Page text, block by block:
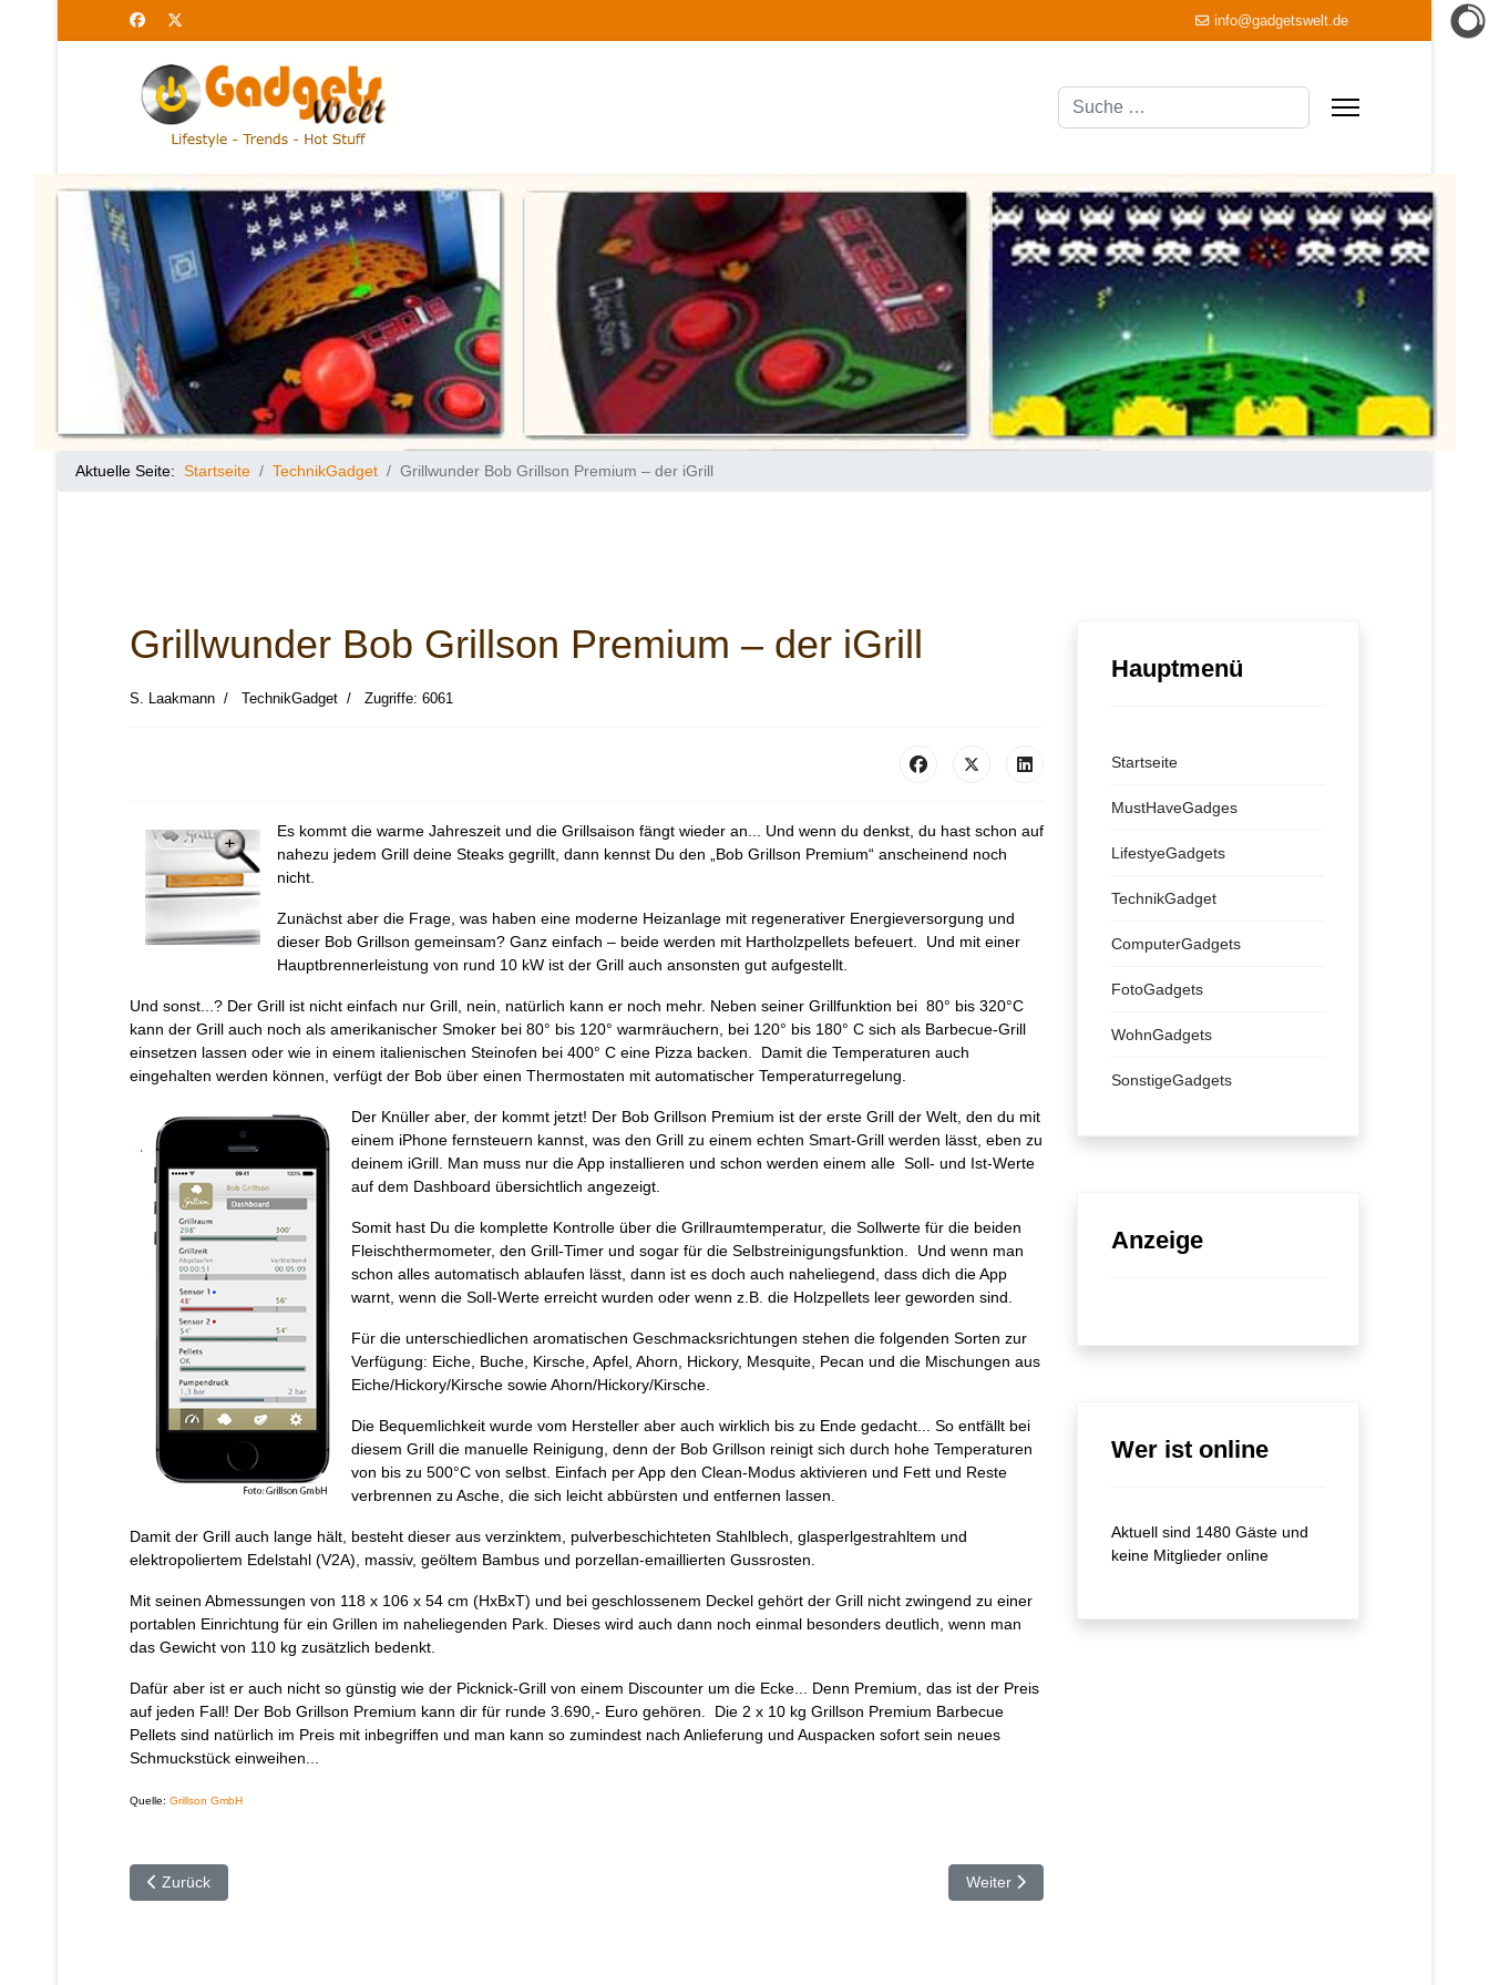
info@gadgetswelt.de
Suchen
Aktuelle Seite: Startseite TechnikGadget Grillwunder Bob Grillson Premium – der iGrill
Grillwunder Bob Grillson Premium – der iGrill
S. Laakmann TechnikGadget Zugriffe: 6061
Es kommt die warme Jahreszeit und die Grillsaison fängt wieder an... Und wenn du denkst, du hast schon auf
nahezu jedem Grill deine Steaks gegrillt, dann kennst Du den „Bob Grillson Premium“ anscheinend noch
nicht.
Zunächst aber die Frage, was haben eine moderne Heizanlage mit regenerativer Energieversorgung und
dieser Bob Grillson gemeinsam? Ganz einfach – beide werden mit Hartholzpellets befeuert. Und mit einer
Hauptbrennerleistung von rund 10 kW ist der Grill auch ansonsten gut aufgestellt.
Und sonst...? Der Grill ist nicht einfach nur Grill, nein, natürlich kann er noch mehr. Neben seiner Grillfunktion bei 80° bis 320°C
kann der Grill auch noch als amerikanischer Smoker bei 80° bis 120° warmräuchern, bei 120° bis 180° C sich als Barbecue-Grill
einsetzen lassen oder wie in einem italienischen Steinofen bei 400° C eine Pizza backen. Damit die Temperaturen auch
eingehalten werden können, verfügt der Bob über einen Thermostaten mit automatischer Temperaturregelung.
Der Knüller aber, der kommt jetzt! Der Bob Grillson Premium ist der erste Grill der Welt, den du mit
einem iPhone fernsteuern kannst, was den Grill zu einem echten Smart-Grill werden lässt, eben zu
deinem iGrill. Man muss nur die App installieren und schon werden einem alle Soll- und Ist-Werte
auf dem Dashboard übersichtlich angezeigt.
Somit hast Du die komplette Kontrolle über die Grillraumtemperatur, die Sollwerte für die beiden
Fleischthermometer, den Grill-Timer und sogar für die Selbstreinigungsfunktion. Und wenn man
schon alles automatisch ablaufen lässt, dann ist es doch auch naheliegend, dass dich die App
warnt, wenn die Soll-Werte erreicht wurden oder wenn z.B. die Holzpellets leer geworden sind.
Für die unterschiedlichen aromatischen Geschmacksrichtungen stehen die folgenden Sorten zur
Verfügung: Eiche, Buche, Kirsche, Apfel, Ahorn, Hickory, Mesquite, Pecan und die Mischungen aus
Eiche/Hickory/Kirsche sowie Ahorn/Hickory/Kirsche.
Die Bequemlichkeit wurde vom Hersteller aber auch wirklich bis zu Ende gedacht... So entfällt bei
diesem Grill die manuelle Reinigung, denn der Bob Grillson reinigt sich durch hohe Temperaturen
von bis zu 500°C von selbst. Einfach per App den Clean-Modus aktivieren und Fett und Reste
verbrennen zu Asche, die sich leicht abbürsten und entfernen lassen.
Damit der Grill auch lange hält, besteht dieser aus verzinktem, pulverbeschichteten Stahlblech, glasperlgestrahltem und
elektropoliertem Edelstahl (V2A), massiv, geöltem Bambus und porzellan-emaillierten Gussrosten.
Mit seinen Abmessungen von 118 x 106 x 54 cm (HxBxT) und bei geschlossenem Deckel gehört der Grill nicht zwingend zu einer
portablen Einrichtung für ein Grillen im naheliegenden Park. Dieses wird auch dann noch einmal besonders deutlich, wenn man
das Gewicht von 110 kg zusätzlich bedenkt.
Dafür aber ist er auch nicht so günstig wie der Picknick-Grill von einem Discounter um die Ecke... Denn Premium, das ist der Preis
auf jeden Fall! Der Bob Grillson Premium kann dir für runde 3.690,- Euro gehören. Die 2 x 10 kg Grillson Premium Barbecue
Pellets sind natürlich im Preis mit inbegriffen und man kann so zumindest nach Anlieferung und Auspacken sofort sein neues
Schmuckstück einweihen...
Quelle: Grillson GmbH
Vorheriger Beitrag: Boom Swimmer - Let The Music Play
Zurück Nächster Beitrag: NudeAudio Move : Klangstarker Bluetooth-Speaker
Weiter
Hauptmenü
Startseite
MustHaveGadges
LifestyeGadgets
TechnikGadget
ComputerGadgets
FotoGadgets
WohnGadgets
SonstigeGadgets
Anzeige
Wer ist online
Aktuell sind 1480 Gäste und
keine Mitglieder online